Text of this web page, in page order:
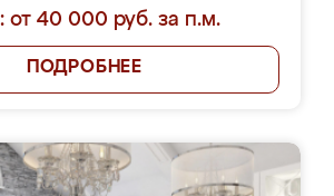
от 40 000 руб. за п.м.
ПОДРОБНЕЕ